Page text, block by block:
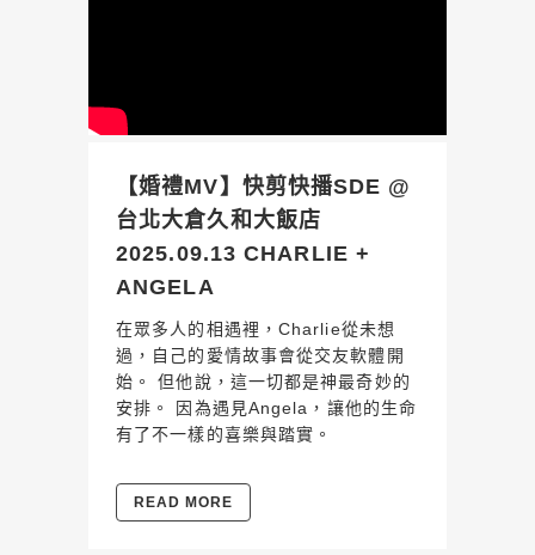
【婚禮MV】快剪快播SDE @
台北大倉久和大飯店
2025.09.13 CHARLIE +
ANGELA
在眾多人的相遇裡，Charlie從未想
過，自己的愛情故事會從交友軟體開
始。 但他說，這一切都是神最奇妙的
安排。 因為遇見Angela，讓他的生命
有了不一樣的喜樂與踏實。
READ MORE